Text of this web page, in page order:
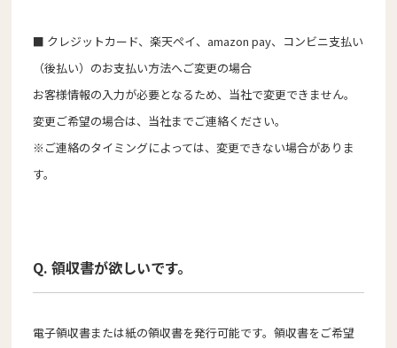
■ クレジットカード、楽天ペイ、amazon pay、コンビニ支払い
（後払い）のお支払い方法へご変更の場合
お客様情報の入力が必要となるため、当社で変更できません。
変更ご希望の場合は、当社までご連絡ください。
※ご連絡のタイミングによっては、変更できない場合がありま
す。
Q. 領収書が欲しいです。
電子領収書または紙の領収書を発行可能です。領収書をご希望